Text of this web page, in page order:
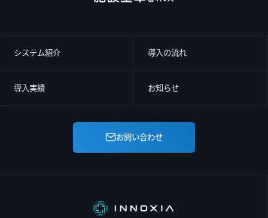
シミュレーションした内容は自動的に検討リストへ反映
されます。検討リストから過去に検討した情報をいつで
システム紹介 導入の流れ
導入実績 お知らせ
お問い合わせ